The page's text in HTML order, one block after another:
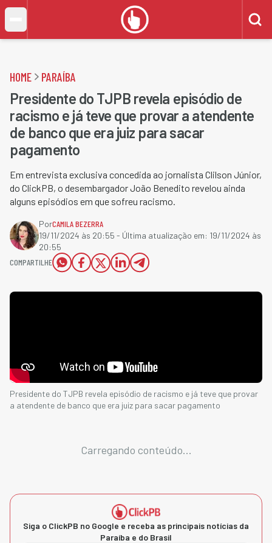
HOME PARAÍBA
Presidente do TJPB revela episódio de
racismo e já teve que provar a atendente
de banco que era juiz para sacar
pagamento
Em entrevista exclusiva concedida ao jornalista Clilson Júnior,
do ClickPB, o desembargador João Benedito revelou ainda
alguns episódios em que sofreu racismo.
PorCAMILA BEZERRA
19/11/2024 às 20:55 - Última atualização em: 19/11/2024 às
20:55
COMPARTILHE
Presidente do TJPB revela episódio de racismo e já teve que provar
a atendente de banco que era juiz para sacar pagamento
Carregando conteúdo...
Siga o ClickPB no Google e receba as principais notícias da
Paraíba e do Brasil